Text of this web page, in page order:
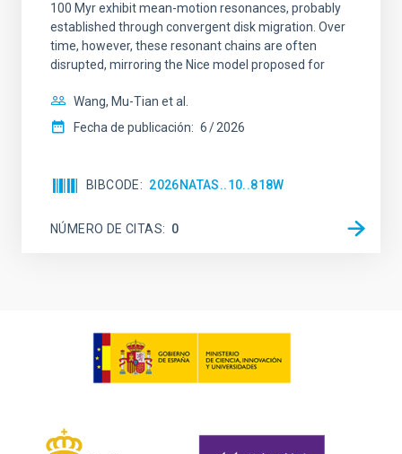
100 Myr exhibit mean-motion resonances, probably
established through convergent disk migration. Over
time, however, these resonant chains are often
disrupted, mirroring the Nice model proposed for
Wang, Mu-Tian et al.
Fecha de publicación: 6 2026
BIBCODE 2026NATAS..10..818W
NÚMERO DE CITAS 0